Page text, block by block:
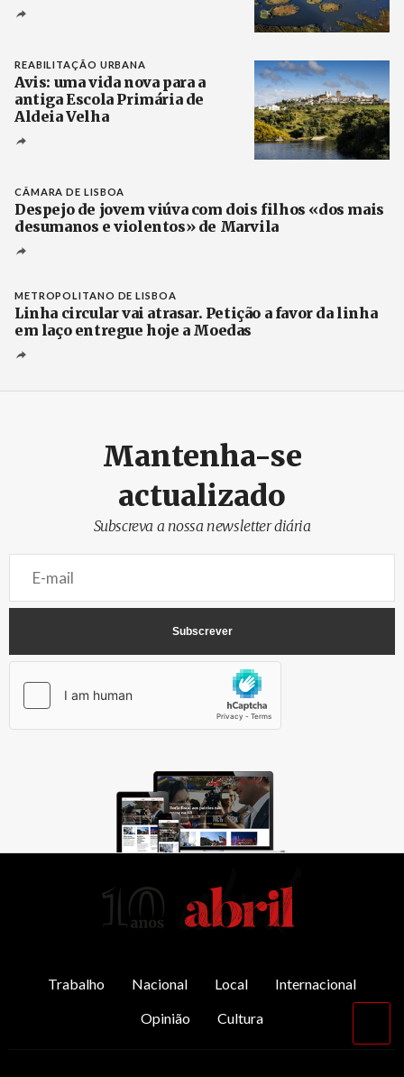
REABILITAÇÃO URBANA
Avis: uma vida nova para a
antiga Escola Primária de
Aldeia Velha
CÂMARA DE LISBOA
Despejo de jovem viúva com dois filhos «dos mais
desumanos e violentos» de Marvila
METROPOLITANO DE LISBOA
Linha circular vai atrasar. Petição a favor da linha
em laço entregue hoje a Moedas
Mantenha-se
actualizado
Subscreva a nossa newsletter diária
Trabalho Nacional Local
Internacional
Opinião
Cultura